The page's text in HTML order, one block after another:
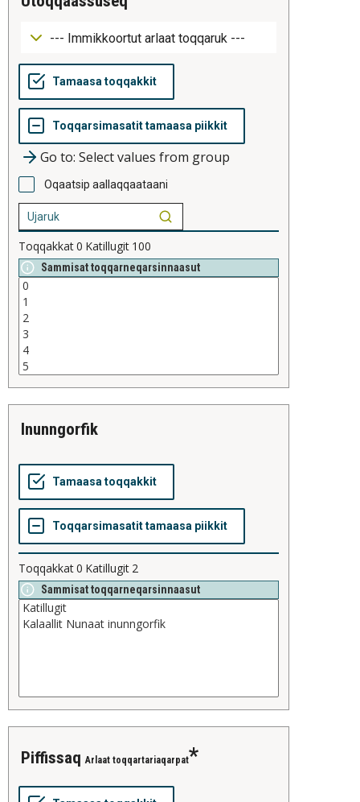
Go to: Select values from group
Oqaatsip aallaqqaataani
Toqqakkat0 Katillugit 100
Sammisat toqqarneqarsinnaasut
inunngorfik
Toqqakkat0 Katillugit 2
Sammisat toqqarneqarsinnaasut
piffissaq Arlaat toqqartariaqarpat